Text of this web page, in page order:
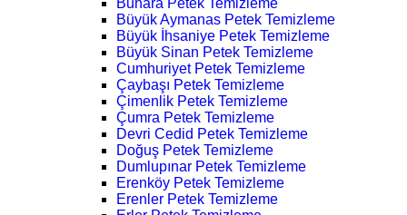
Buhara Petek Temizleme
Büyük Aymanas Petek Temizleme
Büyük İhsaniye Petek Temizleme
Büyük Sinan Petek Temizleme
Cumhuriyet Petek Temizleme
Çaybaşı Petek Temizleme
Çimenlik Petek Temizleme
Çumra Petek Temizleme
Devri Cedid Petek Temizleme
Doğuş Petek Temizleme
Dumlupınar Petek Temizleme
Erenköy Petek Temizleme
Erenler Petek Temizleme